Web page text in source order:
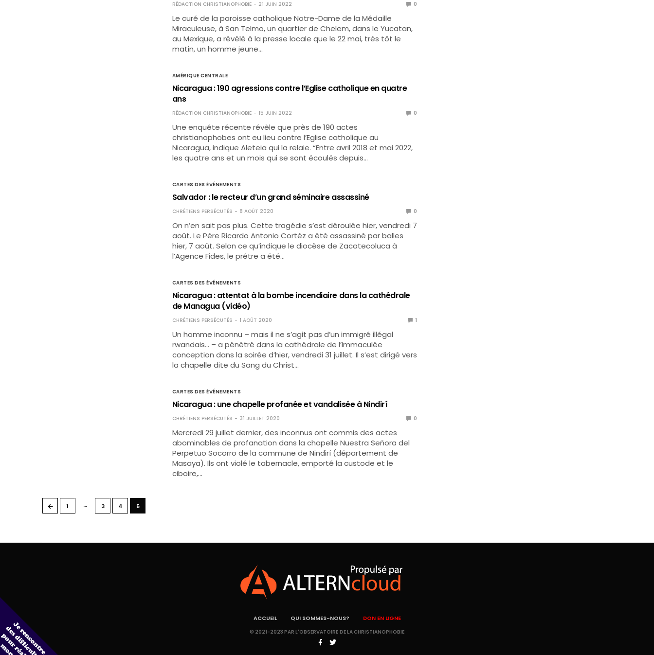
RÉDACTION CHRISTIANOPHOBIE 21 JUIN 2022 0
Le curé de la paroisse catholique Notre-Dame de la Médaille
Miraculeuse, à San Telmo, un quartier de Chelem, dans le Yucatan,
au Mexique, a révélé à la presse locale que le 22 mai, très tôt le
matin, un homme jeune…
AMÉRIQUE CENTRALE
Nicaragua : 190 agressions contre l’Eglise catholique en quatre
ans
RÉDACTION CHRISTIANOPHOBIE 15 JUIN 2022 0
Une enquête récente révèle que près de 190 actes
christianophobes ont eu lieu contre l’Eglise catholique au
Nicaragua, indique Aleteia qui la relaie. “Entre avril 2018 et mai 2022,
les quatre ans et un mois qui se sont écoulés depuis…
CARTES DES ÉVÉNEMENTS
Salvador : le recteur d’un grand séminaire assassiné
CHRÉTIENS PERSÉCUTÉS 8 AOÛT 2020 0
On n’en sait pas plus. Cette tragédie s’est déroulée hier, vendredi 7
août. Le Père Ricardo Antonio Cortéz a été assassiné par balles
hier, 7 août. Selon ce qu’indique le diocèse de Zacatecoluca à
l’Agence Fides, le prêtre a été…
CARTES DES ÉVÉNEMENTS
Nicaragua : attentat à la bombe incendiaire dans la cathédrale
de Managua (vidéo)
CHRÉTIENS PERSÉCUTÉS 1 AOÛT 2020 1
Un homme inconnu – mais il ne s’agit pas d’un immigré illégal
rwandais… – a pénétré dans la cathédrale de l’Immaculée
conception dans la soirée d’hier, vendredi 31 juillet. Il s’est dirigé vers
la chapelle dite du Sang du Christ…
CARTES DES ÉVÉNEMENTS
Nicaragua : une chapelle profanée et vandalisée à Nindirí
CHRÉTIENS PERSÉCUTÉS 31 JUILLET 2020 0
Mercredi 29 juillet dernier, des inconnus ont commis des actes
abominables de profanation dans la chapelle Nuestra Señora del
Perpetuo Socorro de la commune de Nindirí (département de
Masaya). Ils ont violé le tabernacle, emporté la custode et le
ciboire,…
← 1 … 3 4 5
ACCUEIL QUI SOMMES-NOUS? DON EN LIGNE
© 2021-2023 PAR L'OBSERVATOIRE DE LA CHRISTIANOPHOBIE